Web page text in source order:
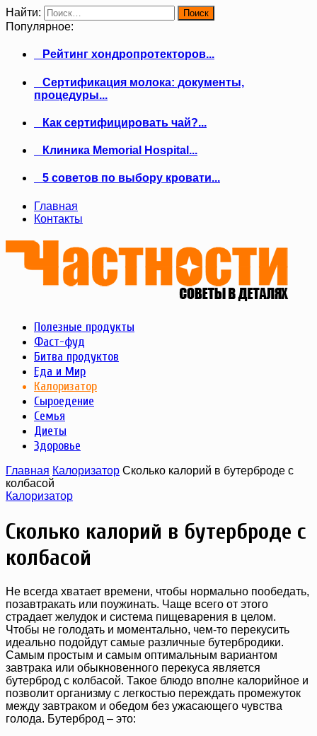
Найти:
Популярное:
Рейтинг хондропротекторов...
Сертификация молока: документы,
процедуры...
Как сертифицировать чай?...
Клиника Memorial Hospital...
5 советов по выбору кровати...
Главная
Контакты
Полезные продукты
Фаст-фуд
Битва продуктов
Еда и Мир
Калоризатор
Сыроедение
Семья
Диеты
Здоровье
Главная Калоризатор Сколько калорий в бутерброде с
колбасой
Калоризатор
Сколько калорий в бутерброде с
колбасой
Не всегда хватает времени, чтобы нормально пообедать,
позавтракать или поужинать. Чаще всего от этого
страдает желудок и система пищеварения в целом.
Чтобы не голодать и моментально, чем-то перекусить
идеально подойдут самые различные бутербродики.
Самым простым и самым оптимальным вариантом
завтрака или обыкновенного перекуса является
бутерброд с колбасой. Такое блюдо вполне калорийное и
позволит организму с легкостью переждать промежуток
между завтраком и обедом без ужасающего чувства
голода. Бутерброд – это: